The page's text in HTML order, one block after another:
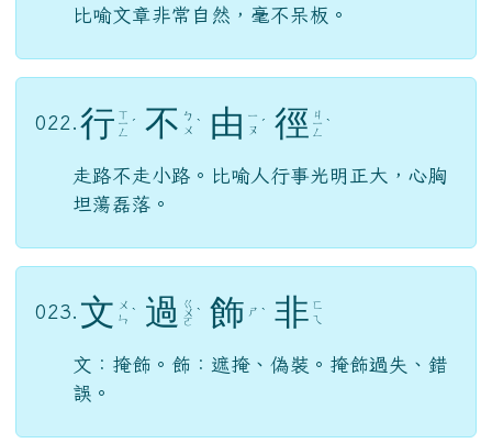
比喻文章非常自然，毫不呆板。
022. 行 ㄒ
ㄧ
ㄥ
ˊ 不 ㄅ
ㄨ ˋ 由 ㄧ
ㄡ ˊ 徑 ㄐ
ㄧ
ㄥ
ˋ
走路不走小路。比喻人行事光明正大，心胸
坦蕩磊落。
023. 文 ㄨ
ㄣ ˋ 過 ㄍ
ㄨ
ㄛ
ˋ 飾 ㄕ ˋ 非 ㄈ
ㄟ
文：掩飾。飾：遮掩、偽裝。掩飾過失、錯
誤。